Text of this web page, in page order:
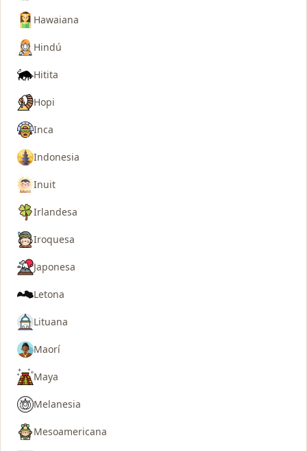
Hawaiana
Hindú
Hitita
Hopi
Inca
Indonesia
Inuit
Irlandesa
Iroquesa
Japonesa
Letona
Lituana
Maorí
Maya
Melanesia
Mesoamericana